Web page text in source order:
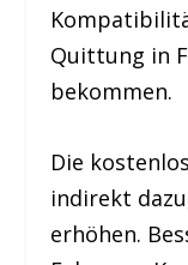
Quittung in
bekommen.
Die
indirekt
erhöhen.